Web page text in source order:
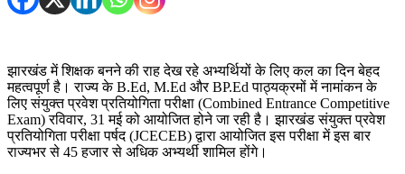
झारखंड में शिक्षक बनने की राह देख रहे अभ्यर्थियों के लिए कल का दिन बेहद
महत्वपूर्ण है। राज्य के B.Ed, M.Ed और BP.Ed पाठ्यक्रमों में नामांकन के
लिए संयुक्त प्रवेश प्रतियोगिता परीक्षा (Combined Entrance Competitive
Exam) रविवार, 31 मई को आयोजित होने जा रही है। झारखंड संयुक्त प्रवेश
प्रतियोगिता परीक्षा पर्षद (JCECEB) द्वारा आयोजित इस परीक्षा में इस बार
राज्यभर से 45 हजार से अधिक अभ्यर्थी शामिल होंगे।